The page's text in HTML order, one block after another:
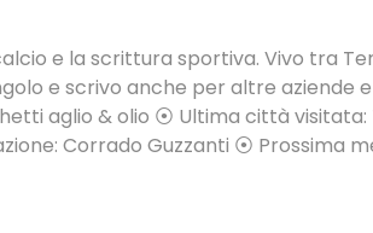
e la scrittura sportiva. Vivo tra
e scrivo anche per altre aziende
aglio & olio ⦿ Ultima città visitata:
Corrado Guzzanti ⦿ Prossima